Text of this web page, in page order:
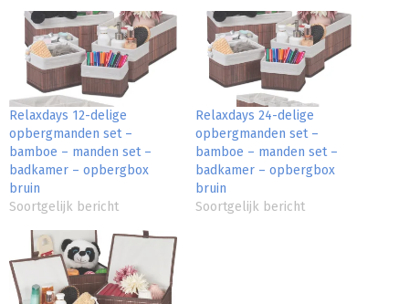
Relaxdays 12-delige
opbergmanden set –
bamboe – manden set –
badkamer – opbergbox
bruin
Soortgelijk bericht
Relaxdays 24-delige
opbergmanden set –
bamboe – manden set –
badkamer – opbergbox
bruin
Soortgelijk bericht